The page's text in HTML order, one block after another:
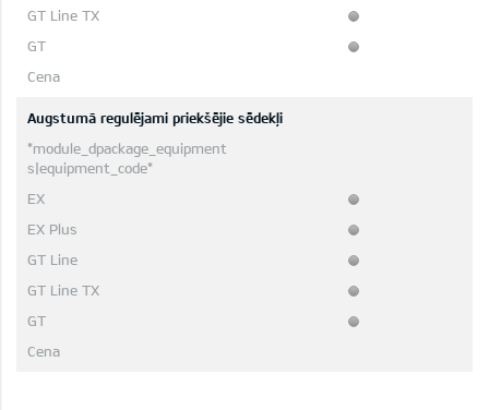
Augstumā regulējami priekšējie sēdekļi